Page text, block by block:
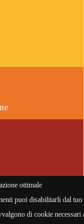
ottimale
puoi disabilitarli dal tuo
di cookie necessari
policy•mail